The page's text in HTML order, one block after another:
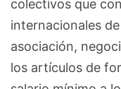
colectivos que
internacionales
asociación,
los artículos de